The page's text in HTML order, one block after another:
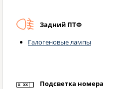
Задний ПТФ
Галогеновые лампы
Подсветка номера